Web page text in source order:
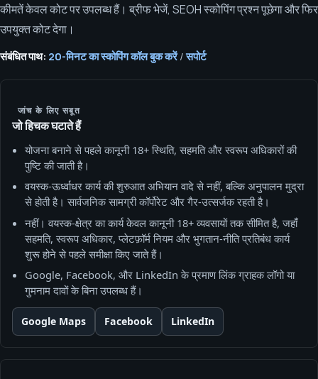
कीमतें केवल कोट पर उपलब्ध हैं। ब्रीफ भेजें, SEOH स्कोपिंग प्रश्न पूछेगा और फिर
उपयुक्त कोट देगा।
संबंधित पाथ: 20-मिनट का स्कोपिंग कॉल बुक करें/सपोर्ट
जांच के लिए सबूत
जो हिचक घटाते हैं
योजना बनाने से पहले कानूनी 18+ स्थिति, सहमति और स्वरूप अधिकारों की
पुष्टि की जाती है।
वयस्क‑ऊर्ध्वाधर कार्य की शुरुआत अभियान वादे से नहीं, बल्कि अनुपालन मुद्रा
से होती है। सार्वजनिक सामग्री कॉर्पोरेट और गैर‑उत्सर्जक रहती है।
नहीं। वयस्क-क्षेत्र का कार्य केवल कानूनी 18+ व्यवसायों तक सीमित है, जहाँ
सहमति, स्वरूप अधिकार, प्लेटफ़ॉर्म नियम और भुगतान-नीति प्रतिबंध कार्य
शुरू होने से पहले समीक्षा किए जाते हैं।
Google, Facebook, और LinkedIn के प्रमाण लिंक ग्राहक लॉगो या
गुमनाम दावों के बिना उपलब्ध हैं।
Google Maps Facebook LinkedIn